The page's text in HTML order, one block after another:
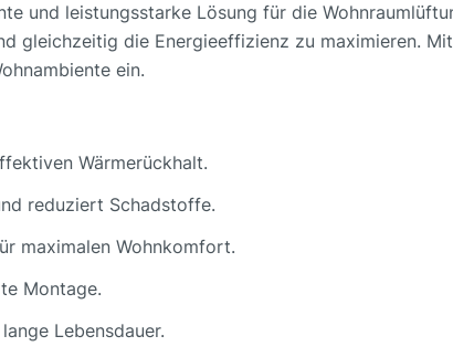
und leistungsstarke Lösung für die
gleichzeitig die Energieeffizienz zu maximieren.
ein.
Wärmerückhalt.
reduziert Schadstoffe.
maximalen Wohnkomfort.
Montage.
Lebensdauer.